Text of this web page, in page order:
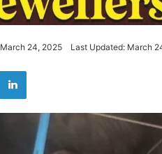
March 24, 2025 Last Updated: March